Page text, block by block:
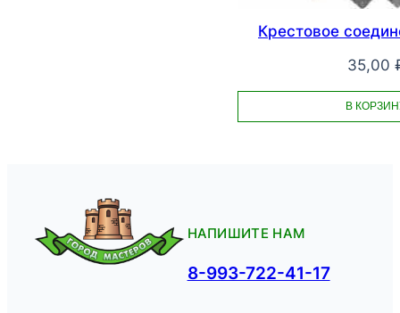
Крестовое
35,00
В
НАПИШИТЕ НАМ
8-993-722-41-17